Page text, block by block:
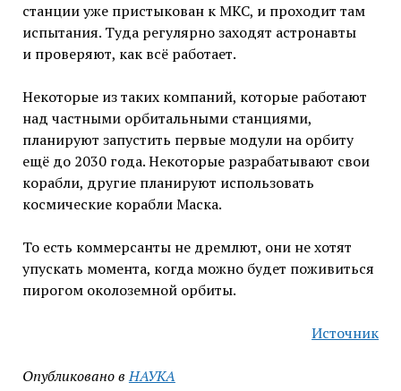
станции уже пристыкован к МКС, и проходит там
испытания. Туда регулярно заходят астронавты
и проверяют, как всё работает.
Некоторые из таких компаний, которые работают
над частными орбитальными станциями,
планируют запустить первые модули на орбиту
ещё до 2030 года. Некоторые разрабатывают свои
корабли, другие планируют использовать
космические корабли Маска.
То есть коммерсанты не дремлют, они не хотят
упускать момента, когда можно будет поживиться
пирогом околоземной орбиты.
Источник
Опубликовано в НАУКА